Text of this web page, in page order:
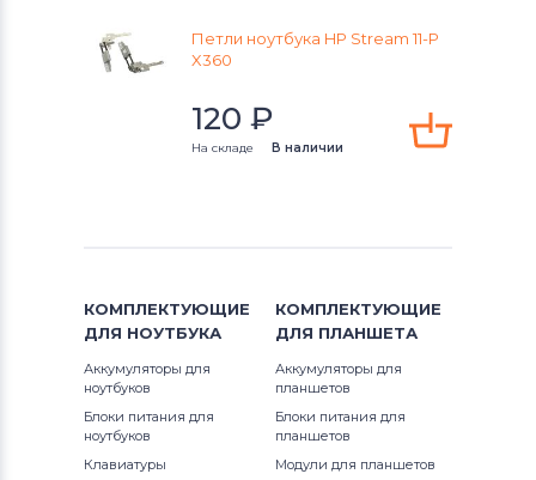
Петли для ноутбуковHP
Петли для ноутбуковDell
Петли для ноутбуковSony
Петли для ноутбуковSony Vaio
Петли для ноутбуковToshiba
Петли для ноутбуковAcer
Compaq
Compaq b Series
Compaq Presario cq Series
Compaq V Series
EliteBook
x360 11-p050nr
x360 11-p055ur
Петли ноутбука HP Stream 11-P
X360
120 ₽
На складе В наличии
КОМПЛЕКТУЮЩИЕ
ДЛЯ НОУТБУКА
Аккумуляторы для
ноутбуков
Блоки питания для
ноутбуков
Клавиатуры
КОМПЛЕКТУЮЩИЕ
ДЛЯ ПЛАНШЕТА
Аккумуляторы для
планшетов
Блоки питания для
планшетов
Модули для планшетов